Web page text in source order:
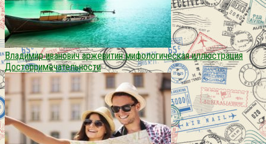
Владимир иванович аржевитин мифологическая иллюстрация
Достопримечательности